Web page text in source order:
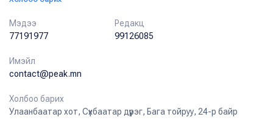
Мэдээ
77191977
Редакц
99126085
Имэйл
contact@peak.mn
Холбоо барих
Улаанбаатар хот, Сүхбаатар дүүрэг, Бага тойруу, 24-р байр